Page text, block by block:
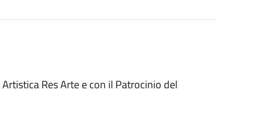
Res Arte e con il Patrocinio del